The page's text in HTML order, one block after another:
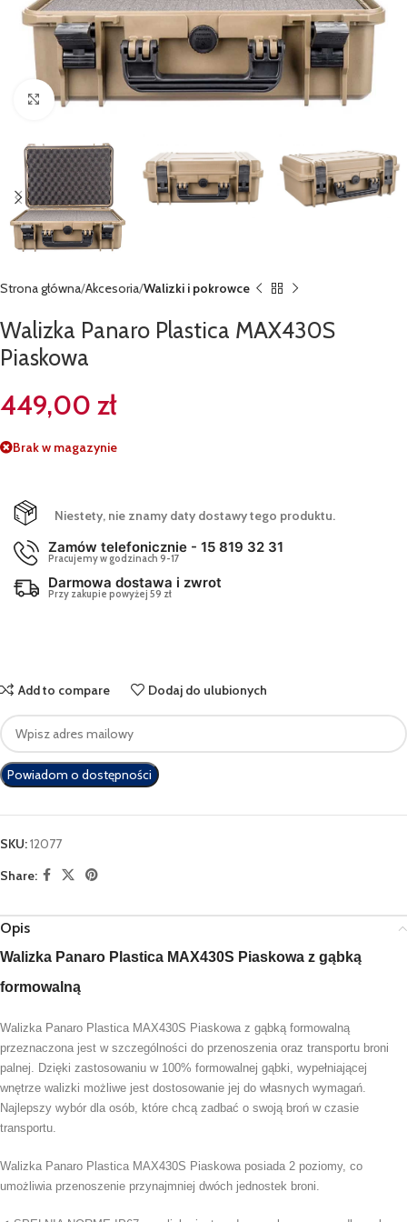
Kliknij, aby powiększyć
Strona główna Akcesoria Walizki i pokrowce
Walizka Panaro Plastica MAX430S
Piaskowa
449,00 zł
Brak w magazynie
Niestety, nie znamy daty dostawy tego produktu.
Zamów telefonicznie - 15 819 32 31
Pracujemy w godzinach 9-17
Darmowa dostawa i zwrot
Przy zakupie powyżej 59 zł
Add to compare Dodaj do ulubionych
Enter
your
email
address
the
for
product
Powiadom o dostępności
SKU:12077
Share:
Opis
Walizka Panaro Plastica MAX430S Piaskowa z gąbką
formowalną
Walizka Panaro Plastica MAX430S Piaskowa z gąbką formowalną
przeznaczona jest w szczególności do przenoszenia oraz transportu broni
palnej. Dzięki zastosowaniu w 100% formowalnej gąbki, wypełniającej
wnętrze walizki możliwe jest dostosowanie jej do własnych wymagań.
Najlepszy wybór dla osób, które chcą zadbać o swoją broń w czasie
transportu.
Walizka Panaro Plastica MAX430S Piaskowa posiada 2 poziomy, co
umożliwia przenoszenie przynajmniej dwóch jednostek broni.